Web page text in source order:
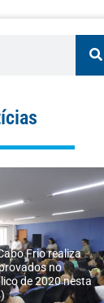
Frio realiza
no
de 2020 nesta